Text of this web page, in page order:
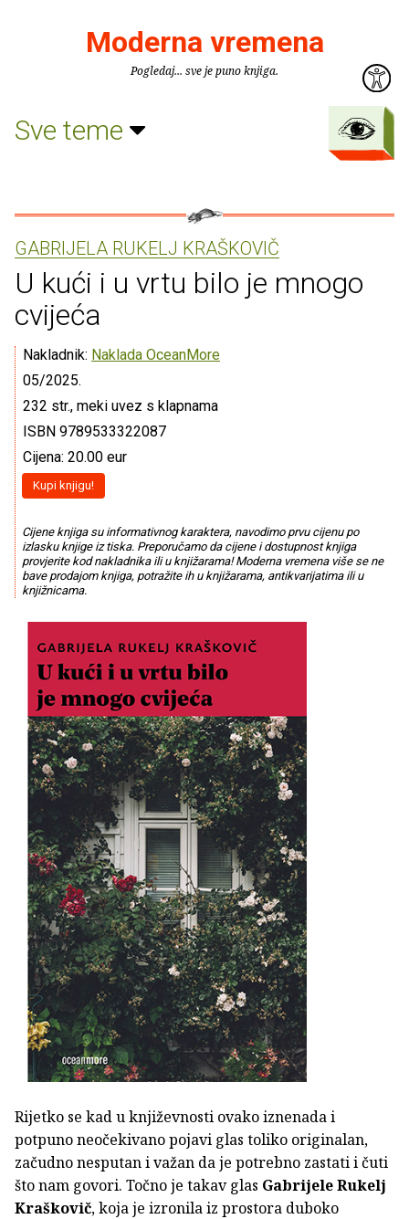
Moderna vremena
Pogledaj... sve je puno knjiga.
Sve teme
GABRIJELA RUKELJ KRAŠKOVIČ
U kući i u vrtu bilo je mnogo
cvijeća
Nakladnik: Naklada OceanMore
05/2025.
232 str., meki uvez s klapnama
ISBN 9789533322087
Cijena: 20.00 eur
Kupi knjigu!
Cijene knjiga su informativnog karaktera, navodimo prvu cijenu po
izlasku knjige iz tiska. Preporučamo da cijene i dostupnost knjiga
provjerite kod nakladnika ili u knjižarama! Moderna vremena više se ne
bave prodajom knjiga, potražite ih u knjižarama, antikvarijatima ili u
knjižnicama.
Rijetko se kad u književnosti ovako iznenada i
potpuno neočekivano pojavi glas toliko originalan,
začudno nesputan i važan da je potrebno zastati i čuti
što nam govori. Točno je takav glas Gabrijele Rukelj
Kraškovič, koja je izronila iz prostora duboko